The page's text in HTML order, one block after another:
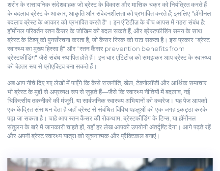
शरीर के रासायनिक संदेशवाहक जो ब्रेस्ट के विकास और मासिक चक्र को नियंत्रित करते हैं
के बदलाव ब्रेस्ट के आकार, आकृति और संवेदनशीलता को प्रभावित करते हैं; इसलिए "हॉर्मोनल
बदलाव ब्रेस्ट के आकार को प्रभावित करते हैं"। इन एंटिटीज़ के बीच आपस में गहरा संबंध है:
हॉर्मोनल परिवर्तन स्तन कैंसर के जोखिम को बदल सकते हैं, और ब्रेस्टफीडिंग समय के साथ
ब्रेस्ट के टिश्यू को पुनर्संरचना करता है, जो कैंसर रिस्क को घटा सकता है। इस प्रकार "ब्रेस्ट
स्वास्थ्य का मुख्य हिस्सा है" और "स्तन कैंसर prevention benefits from
ब्रेस्टफीडिंग" जैसे संबंध स्थापित होते हैं। इन चार एंटिटीज़ को समझकर आप ब्रेस्ट के स्वास्थ्य
को बेहतर रूप से प्रोएक्टिव बना सकते हैं।
अब आप नीचे दिए गए लेखों में पाएँगे कि कैसे राजनीति, खेल, टेक्नोलॉजी और आर्थिक समाचार
भी ब्रेस्ट के मुद्दों से अप्रत्यक्ष रूप से जुड़ते हैं—जैसे कि स्वास्थ्य नीतियों में बदलाव, नई
चिकित्सीय तकनीकों की मंजूरी, या सार्वजनिक स्वास्थ्य अभियानों की कवरेज। यह पेज आपको
एक केंद्रित संसाधन देता है जहाँ ब्रेस्ट से संबंधित विविध पहलुओं को एक जगह इकट्ठा करके
पढ़ा जा सकता है। चाहे आप स्तन कैंसर की रोकथाम, ब्रेस्टफीडिंग के टिप्स, या हॉर्मोनल
संतुलन के बारे में जानकारी चाहते हों, यहाँ हर लेख आपको उपयोगी अंतर्दृष्टि देगा। आगे पढ़ते रहें
और अपनी ब्रेस्ट स्वास्थ्य यात्रा को सूचनात्मक और प्रैक्टिकल बनाएं।